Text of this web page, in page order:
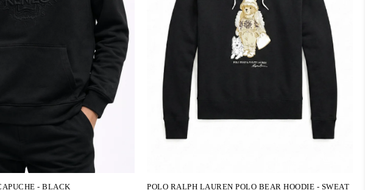
- BLACK
POLO RALPH LAUREN POLO BEAR HOODIE - SWEAT